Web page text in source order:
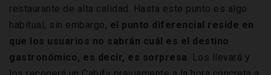
restaurante de alta calidad. Hasta este punto es algo
habitual, sin embargo, el punto diferencial reside en
que los usuarios no sabrán cuál es el destino
gastronómico, es decir, es sorpresa. Los llevará y